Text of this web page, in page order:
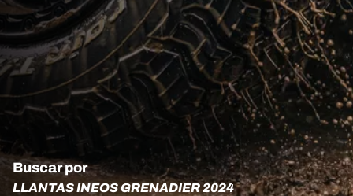
Buscar por
LLANTAS INEOS GRENADIER 2024